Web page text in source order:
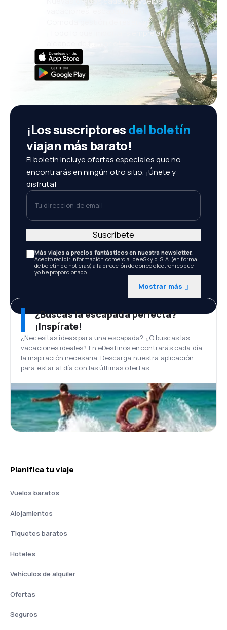
vacaciones, escapadas
Cómoda gestión de reservas
¡Todo lo que importa, siempre al
¡Los suscriptoresdel boletín
viajan más barato!
El boletín incluye ofertas especiales que no
encontrarás en ningún otro sitio. ¡Únete y
disfruta!
Tu dirección de email
Más viajes a precios fantásticos en nuestra newsletter.
Acepto recibir información comercial de eSky.pl S.A. (en forma
de boletín de noticias) a la dirección de correo electrónico que
yo he proporcionado.
Mostrar más
Suscríbete
¿Buscas la escapada perfecta?
¡Inspírate!
¿Necesitas ideas para una escapada? ¿O buscas las
vacaciones ideales? En eDestinos encontrarás cada día
la inspiración necesaria. Descarga nuestra aplicación
para estar al día con las últimas ofertas.
Planifica tu viaje
Vuelos baratos
Alojamientos
Tiquetes baratos
Hoteles
Vehículos de alquiler
Ofertas
Seguros